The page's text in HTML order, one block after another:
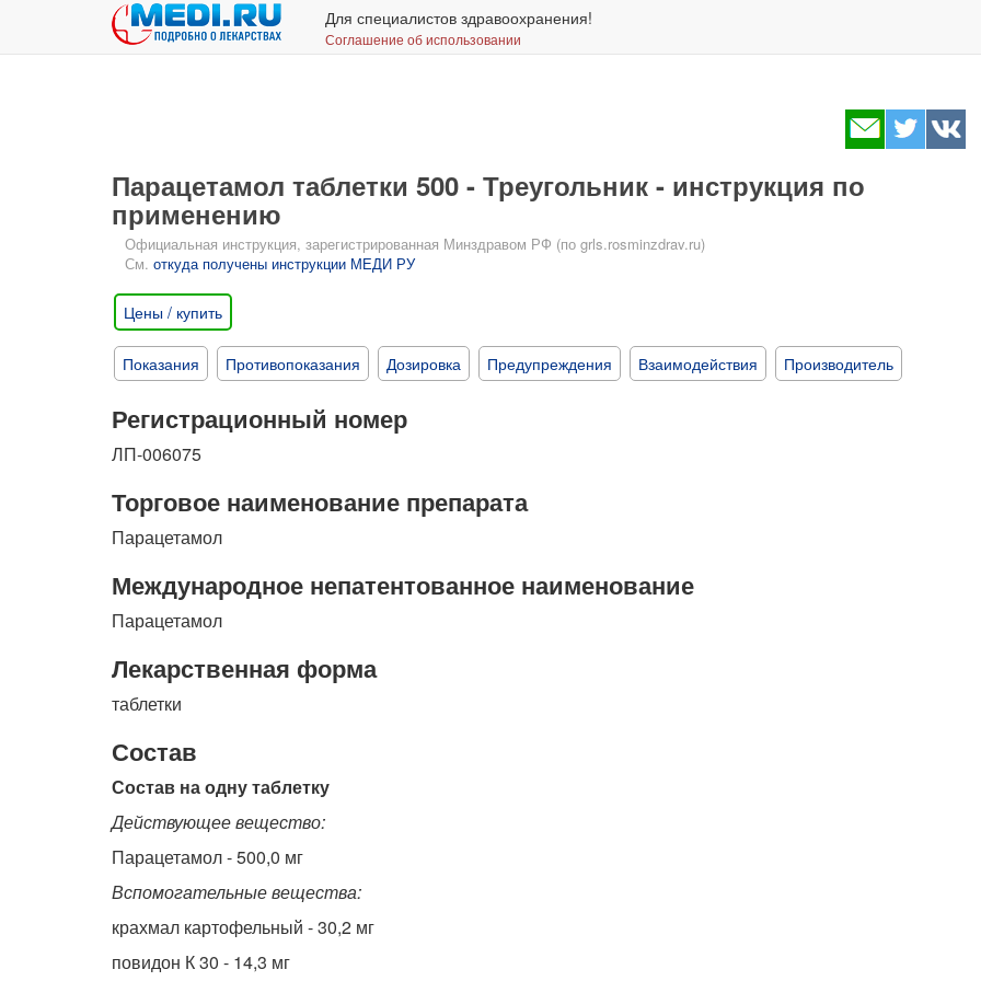
Для специалистов здравоохранения!
Соглашение об использовании
Парацетамол таблетки 500 - Треугольник - инструкция по
применению
Официальная инструкция, зарегистрированная Минздравом РФ (по grls.rosminzdrav.ru)
См. откуда получены инструкции МЕДИ РУ
Цены / купить
Показания Противопоказания Дозировка Предупреждения Взаимодействия Производитель
Регистрационный номер
ЛП-006075
Торговое наименование препарата
Парацетамол
Международное непатентованное наименование
Парацетамол
Лекарственная форма
таблетки
Состав
Состав на одну таблетку
Действующее вещество:
Парацетамол - 500,0 мг
Вспомогательные вещества:
крахмал картофельный - 30,2 мг
повидон К 30 - 14,3 мг